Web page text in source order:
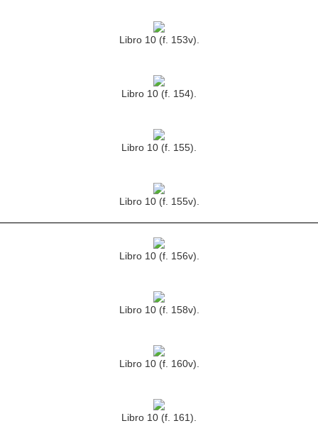
Libro 10 (f. 153v).
Libro 10 (f. 154).
Libro 10 (f. 155).
Libro 10 (f. 155v).
Libro 10 (f. 156v).
Libro 10 (f. 158v).
Libro 10 (f. 160v).
Libro 10 (f. 161).